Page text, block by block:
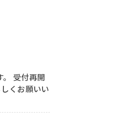
受付再開
くお願いい